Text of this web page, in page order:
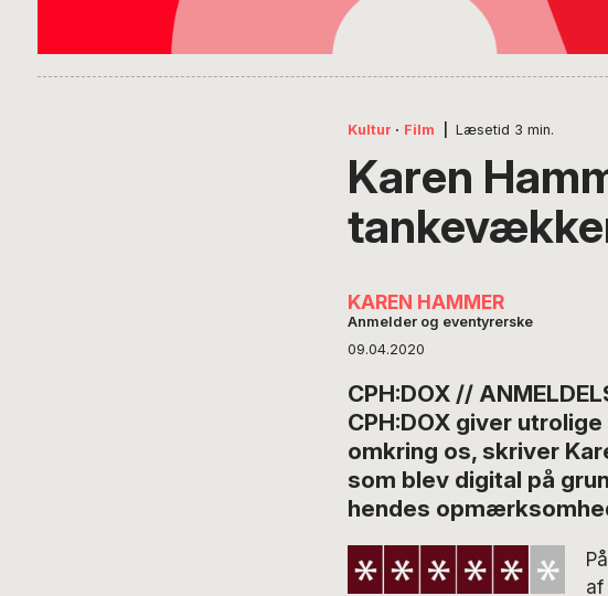
Kultur · Film Læsetid 3 min.
Karen
KAREN HAMMER
Anmelder og eventyrerske
09.04.2020
CPH:DOX //
CPH:DOX giver
omkring os, skriver
som blev digital på
hendes